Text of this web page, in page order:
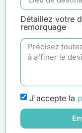
Détaillez votre
remorquage
J'accepte la